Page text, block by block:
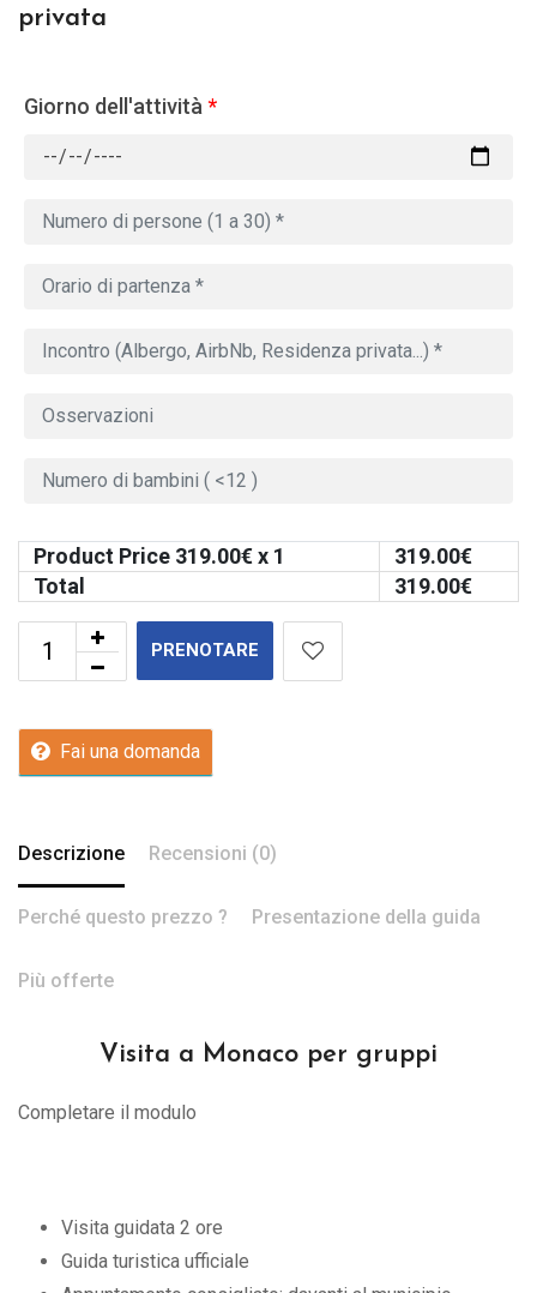
privata
Giorno dell'attività *
Product Price 319.00€ x 1 319.00€
Total
319.00€
PRENOTARE
Fai una domanda
Descrizione Recensioni (0)
Perché questo prezzo ? Presentazione della guida
Più offerte
Visita a Monaco per gruppi
Completare il modulo
Visita guidata 2 ore
Guida turistica ufficiale